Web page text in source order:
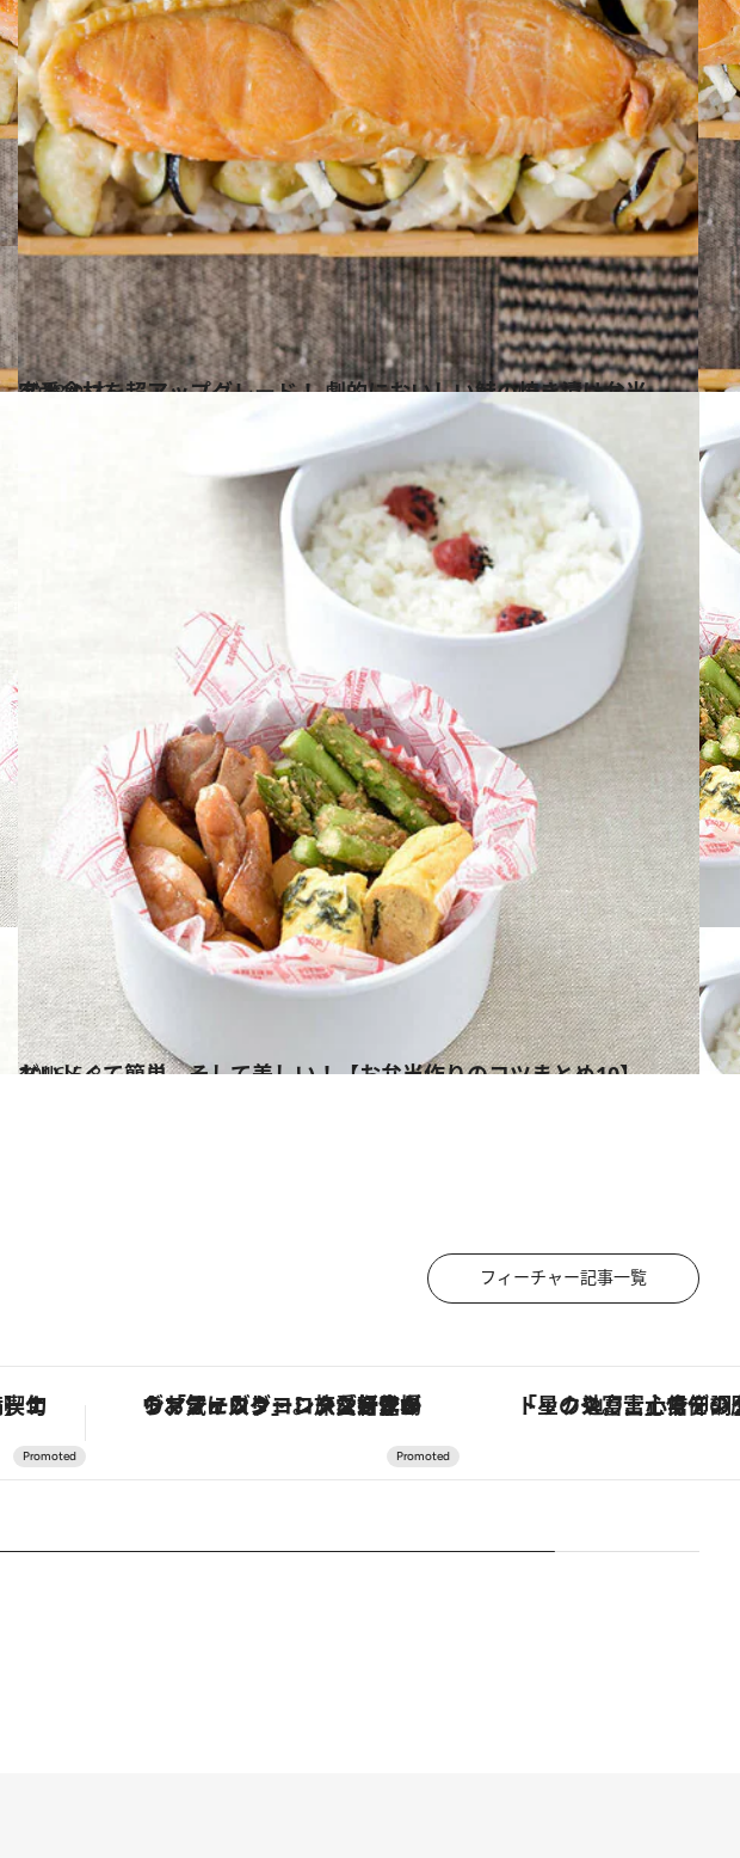
2018.9.22
定番食材を超アップグレード！ 劇的においしい鮭の焼き漬け弁当
グルメ
2016.5.8
おいしくて簡単、そして美しい！【お弁当作りのコツまとめ10】
グルメ
フィーチャー記事一覧
ヴァシュロン・コンスタンタン「オーヴァーシーズ・オートマティック」。旅愛好家のお気に入りコレクションから、ジェンダーレスな新作が登場 「星のや富士」でデジタルデトックス。冨士信仰の歴史を辿り、心身を調える。